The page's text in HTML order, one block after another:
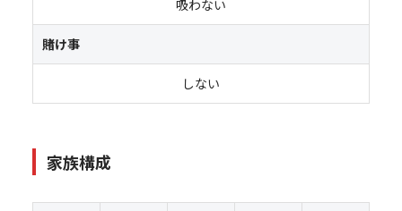
吸わない
賭け事
しない
家族構成